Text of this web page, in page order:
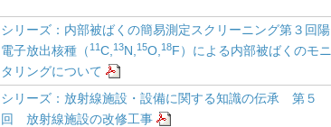
シリーズ：内部被ばくの簡易測定スクリーニング第３回陽
電子放出核種（ 11C, 13N, 15O, 18F）による内部被ばくのモニ
タリングについて
シリーズ：放射線施設・設備に関する知識の伝承 第５
回 放射線施設の改修工事